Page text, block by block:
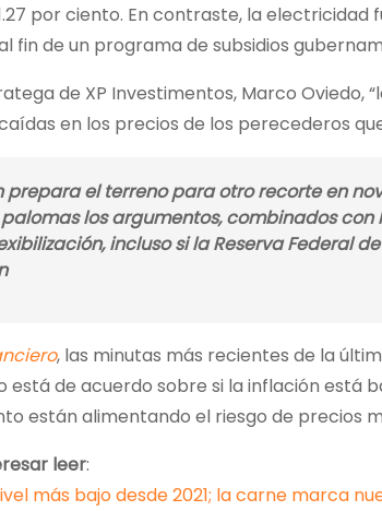
por ciento. En contraste, la
fin de un programa de subsidios
de XP Investimentos, Marco Oviedo,
en los precios de los perecederos
prepara el terreno para otro recorte en
los argumentos, combinados
incluso si la Reserva Federal
, las minutas más recientes de la
de acuerdo sobre si la inflación está
están alimentando el riesgo de precios
leer:
más bajo desde 2021; la carne marca